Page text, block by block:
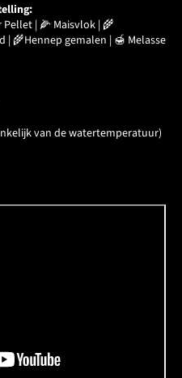
| 🌽 Maisvlok | 🌾
🌾Hennep gemalen | 🍯 Melasse
van de watertemperatuur)